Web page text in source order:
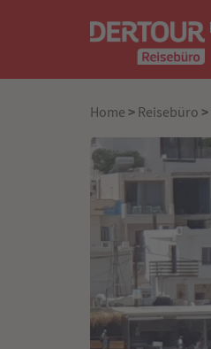
Home > Reisebüro >